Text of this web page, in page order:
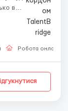
—
Робота онлайн